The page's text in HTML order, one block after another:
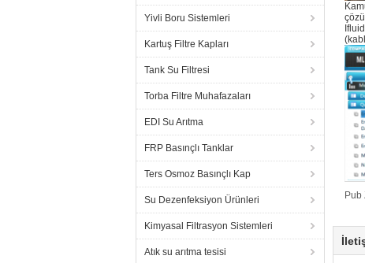
Yivli Boru Sistemleri
Kartuş Filtre Kapları
Tank Su Filtresi
Torba Filtre Muhafazaları
EDI Su Arıtma
FRP Basınçlı Tanklar
Ters Osmoz Basınçlı Kap
Su Dezenfeksiyon Ürünleri
Kimyasal Filtrasyon Sistemleri
Atık su arıtma tesisi
Pub